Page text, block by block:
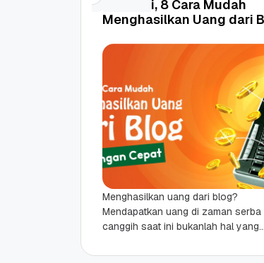
Terbukti, 8 Cara Mudah
Menghasilkan Uang dari
Menghasilkan uang dari blog?
Mendapatkan uang di zaman serba
canggih saat ini bukanlah hal yang
dan peka terhadap perkembangan...